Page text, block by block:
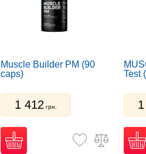
Muscle Builder PM (90
caps)
1 412 грн.
Test